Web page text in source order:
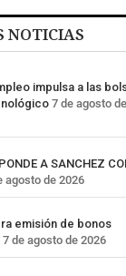
NOTICIAS
impulsa a las
7 de agosto de
A SANCHEZ
agosto de 2026
emisión de bonos
7 de agosto de 2026